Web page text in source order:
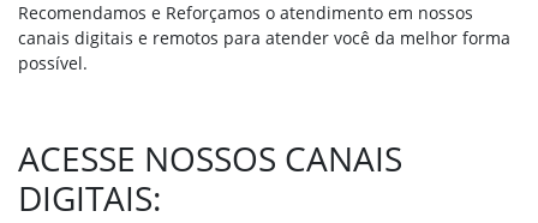
Recomendamos e Reforçamos o atendimento em nossos
canais digitais e remotos para atender você da melhor forma
possível.
ACESSE NOSSOS CANAIS
DIGITAIS: